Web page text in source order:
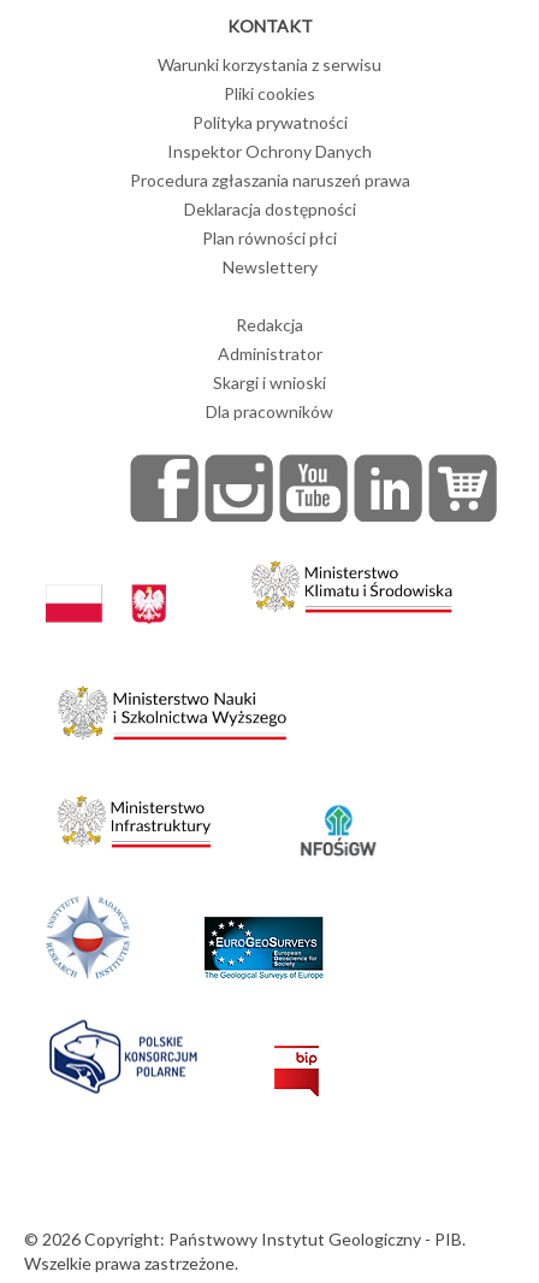
KONTAKT
Warunki korzystania z serwisu
Pliki cookies
Polityka prywatności
Inspektor Ochrony Danych
Procedura zgłaszania naruszeń prawa
Deklaracja dostępności
Plan równości płci
Newslettery
Redakcja
Administrator
Skargi i wnioski
Dla pracowników
© 2026 Copyright: Państwowy Instytut Geologiczny - PIB.
Wszelkie prawa zastrzeżone.